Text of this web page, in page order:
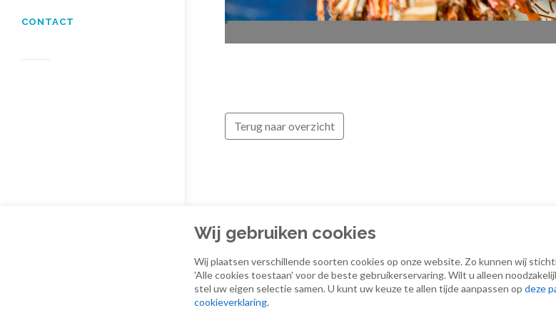
Wij gebruiken cookies
Wij plaatsen verschillende soorten cookies op onze website. Zo kunnen wij
'Alle cookies toestaan' voor de beste gebruikerservaring. Wilt u alleen
stel uw eigen selectie samen. U kunt uw keuze te allen tijde aanpassen op deze
cookieverklaring.
CONTACT
Terug naar overzicht
© Stichting Kunstcollectie Essent-